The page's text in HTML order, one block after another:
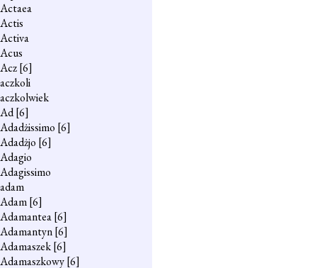
Actaea
Actis
Activa
Acus
Acz[6]
aczkoli
aczkolwiek
Ad[6]
Adadżissimo [6]
Adadżjo [6]
Adagio
Adagissimo
adam
Adam[6]
Adamantea[6]
Adamantyn[6]
Adamaszek[6]
Adamaszkowy[6]